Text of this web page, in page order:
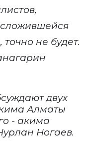
не будет.
двух
Алматы
- акима
Ногаев.